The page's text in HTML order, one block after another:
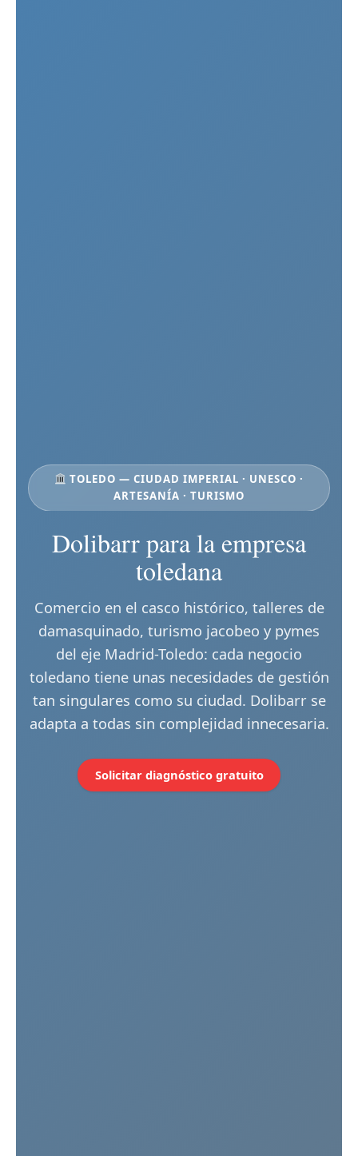
TOLEDO — CIUDAD IMPERIAL · UNESCO ·
ARTESANÍA · TURISMO
Dolibarr para la empresa
toledana
Comercio en el casco histórico, talleres de
damasquinado, turismo jacobeo y pymes
del eje Madrid-Toledo: cada negocio
toledano tiene unas necesidades de gestión
tan singulares como su ciudad. Dolibarr se
adapta a todas sin complejidad innecesaria.
Solicitar diagnóstico gratuito